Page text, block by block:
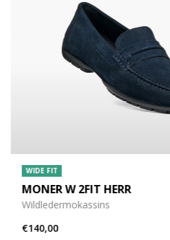
WIDE FIT
MONER W 2FIT HERR
Wildledermokassins
€140,00